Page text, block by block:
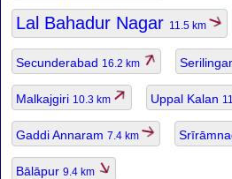
Lal Bahadur Nagar 11.5 km
Secunderabad 16.2 km
Malkajgiri 10.3 km Uppal Kalan
Gaddi Annaram 7.4 km
Bālāpur 9.4 km